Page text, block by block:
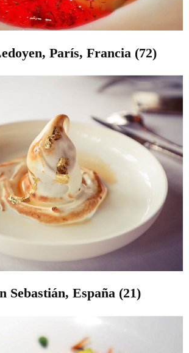
París, Francia (72)
Sebastián, España (21)